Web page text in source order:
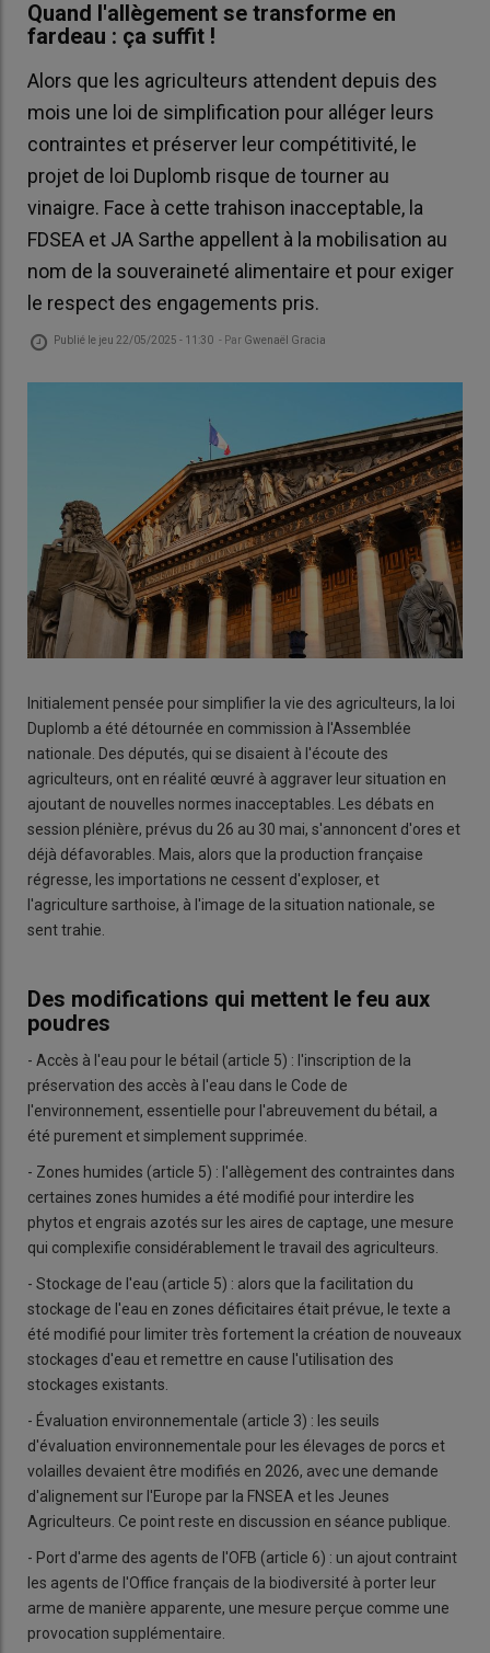
Quand l'allègement se transforme en
fardeau : ça suffit !
Alors que les agriculteurs attendent depuis des
mois une loi de simplification pour alléger leurs
contraintes et préserver leur compétitivité, le
projet de loi Duplomb risque de tourner au
vinaigre. Face à cette trahison inacceptable, la
FDSEA et JA Sarthe appellent à la mobilisation au
nom de la souveraineté alimentaire et pour exiger
le respect des engagements pris.
Publié le jeu 22/05/2025 - 11:30 - Par Gwenaël Gracia
Initialement pensée pour simplifier la vie des agriculteurs, la loi
Duplomb a été détournée en commission à l'Assemblée
nationale. Des députés, qui se disaient à l'écoute des
agriculteurs, ont en réalité œuvré à aggraver leur situation en
ajoutant de nouvelles normes inacceptables. Les débats en
session plénière, prévus du 26 au 30 mai, s'annoncent d'ores et
déjà défavorables. Mais, alors que la production française
régresse, les importations ne cessent d'exploser, et
l'agriculture sarthoise, à l'image de la situation nationale, se
sent trahie.
Des modifications qui mettent le feu aux
poudres
- Accès à l'eau pour le bétail (article 5) : l'inscription de la
préservation des accès à l'eau dans le Code de
l'environnement, essentielle pour l'abreuvement du bétail, a
été purement et simplement supprimée.
- Zones humides (article 5) : l'allègement des contraintes dans
certaines zones humides a été modifié pour interdire les
phytos et engrais azotés sur les aires de captage, une mesure
qui complexifie considérablement le travail des agriculteurs.
- Stockage de l'eau (article 5) : alors que la facilitation du
stockage de l'eau en zones déficitaires était prévue, le texte a
été modifié pour limiter très fortement la création de nouveaux
stockages d'eau et remettre en cause l'utilisation des
stockages existants.
- Évaluation environnementale (article 3) : les seuils
d'évaluation environnementale pour les élevages de porcs et
volailles devaient être modifiés en 2026, avec une demande
d'alignement sur l'Europe par la FNSEA et les Jeunes
Agriculteurs. Ce point reste en discussion en séance publique.
- Port d'arme des agents de l'OFB (article 6) : un ajout contraint
les agents de l'Office français de la biodiversité à porter leur
arme de manière apparente, une mesure perçue comme une
provocation supplémentaire.